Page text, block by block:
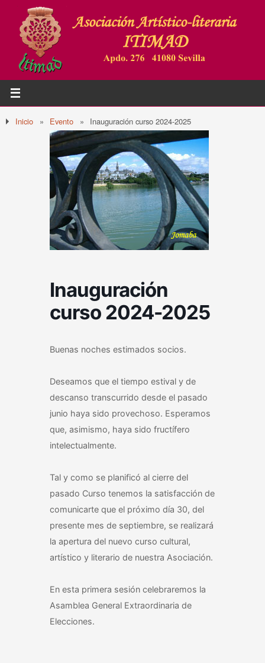
Inicio » Evento » Inauguración curso 2024-2025
Inauguración
curso 2024-2025
Buenas noches estimados socios.
Deseamos que el tiempo estival y de
descanso transcurrido desde el pasado
junio haya sido provechoso. Esperamos
que, asimismo, haya sido fructífero
intelectualmente.
Tal y como se planificó al cierre del
pasado Curso tenemos la satisfacción de
comunicarte que el próximo día 30, del
presente mes de septiembre, se realizará
la apertura del nuevo curso cultural,
artístico y literario de nuestra Asociación.
En esta primera sesión celebraremos la
Asamblea General Extraordinaria de
Elecciones.